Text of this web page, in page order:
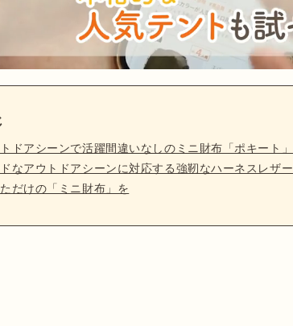
ドアシーンで活躍間違いなしのミニ財布「ポキート」
なアウトドアシーンに対応する強靭なハーネスレザー
だけの「ミニ財布」を